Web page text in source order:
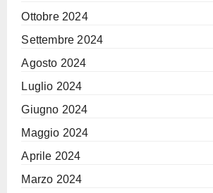
Ottobre 2024
Settembre 2024
Agosto 2024
Luglio 2024
Giugno 2024
Maggio 2024
Aprile 2024
Marzo 2024